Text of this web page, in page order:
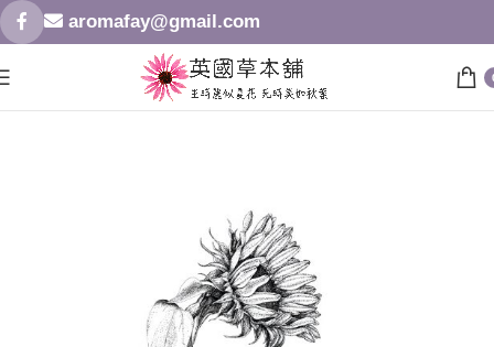
aromafay@gmail.com